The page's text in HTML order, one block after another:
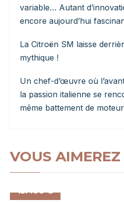
variable… Autant
encore aujourd’hui
La Citroën SM laisse
mythique !
Un chef-d’œuvre où
la passion italienne se
même battement de
VOUS AIMEREZ
15.490 €